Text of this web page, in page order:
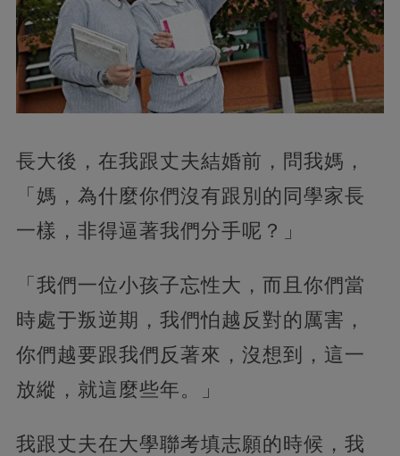
長大後，在我跟丈夫結婚前，問我媽，
「媽，為什麼你們沒有跟別的同學家長
一樣，非得逼著我們分手呢？」
「我們一位小孩子忘性大，而且你們當
時處于叛逆期，我們怕越反對的厲害，
你們越要跟我們反著來，沒想到，這一
放縱，就這麼些年。」
我跟丈夫在大學聯考填志願的時候，我